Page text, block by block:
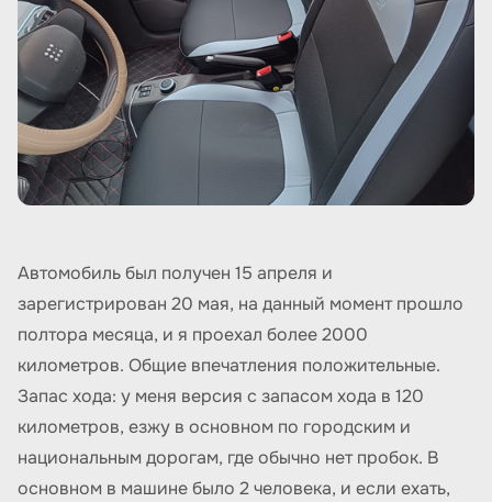
Автомобиль был получен 15 апреля и
зарегистрирован 20 мая, на данный момент прошло
полтора месяца, и я проехал более 2000
километров. Общие впечатления положительные.
Запас хода: у меня версия с запасом хода в 120
километров, езжу в основном по городским и
национальным дорогам, где обычно нет пробок. В
основном в машине было 2 человека, и если ехать,